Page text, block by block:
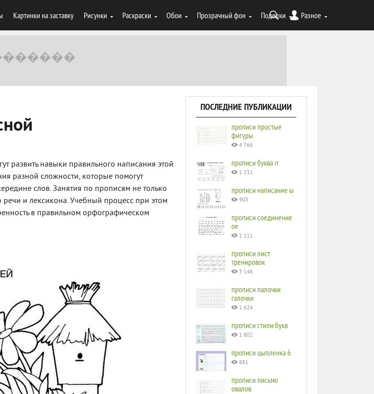
Картинки на заставку Рисунки Раскраски Обои Прозрачный фон Поделки Разное
развить навыки правильного написания этой
разной сложности, которые помогут
слов. Занятия по прописям не только
и лексикона. Учебный процесс при этом
в правильном орфографическом
ПОСЛЕДНИЕ ПУБЛИКАЦИИ
прописи простые
фигуры
4 766
прописи буква rr
1 231
прописи написание ы
903
прописи соединение
ое
2 111
прописи лист
тренировок
3 146
прописи палочки
галочки
1 624
прописи стили букв
1 802
прописи цыпленка 6
881
прописи письмо
овалов